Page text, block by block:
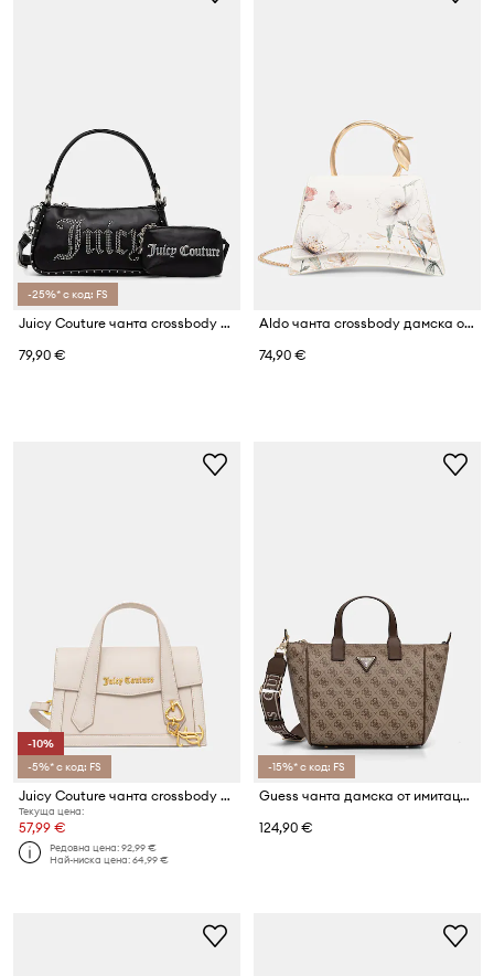
-25%* с код: FS
Juicy Couture чанта crossbody дамска от имитация на кожа KIMBERLY PU
79,90 €
Aldo чанта crossbody дамска от имитация на кожа DESERTROSE
74,90 €
-10%
-5%* с код: FS
Juicy Couture чанта crossbody дамска от имитация на кожа Lily
Текуща цена:
57,99 €
Редовна цена:92,99 €
Най-ниска цена:64,99 €
-15%* с код: FS
Guess чанта дамска от имитация на кожа FOLLIE
124,90 €